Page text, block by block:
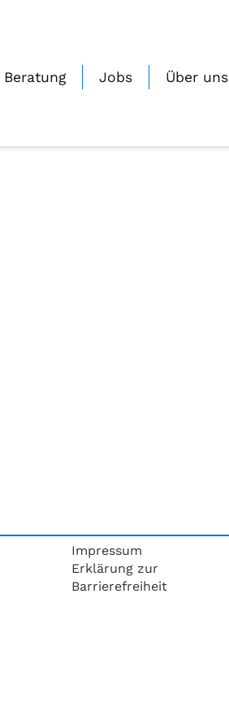
Beratung Jobs Über uns
Impressum
Erklärung zur
Barrierefreiheit